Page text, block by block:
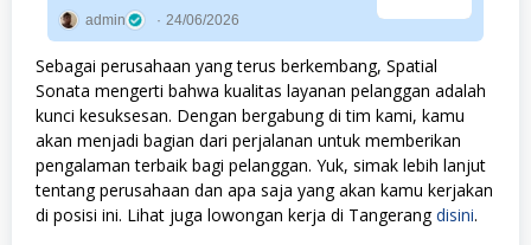
admin 24/06/2026
Sebagai perusahaan yang terus berkembang, Spatial
Sonata mengerti bahwa kualitas layanan pelanggan adalah
kunci kesuksesan. Dengan bergabung di tim kami, kamu
akan menjadi bagian dari perjalanan untuk memberikan
pengalaman terbaik bagi pelanggan. Yuk, simak lebih lanjut
tentang perusahaan dan apa saja yang akan kamu kerjakan
di posisi ini. Lihat juga lowongan kerja di Tangerangdisini.